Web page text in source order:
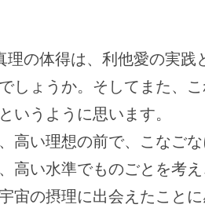
理の体得は、利他愛の実践
しょうか。そしてまた、
いうように思います。
高い理想の前で、こなご
高い水準でものごとを考
宙の摂理に出会えたこと